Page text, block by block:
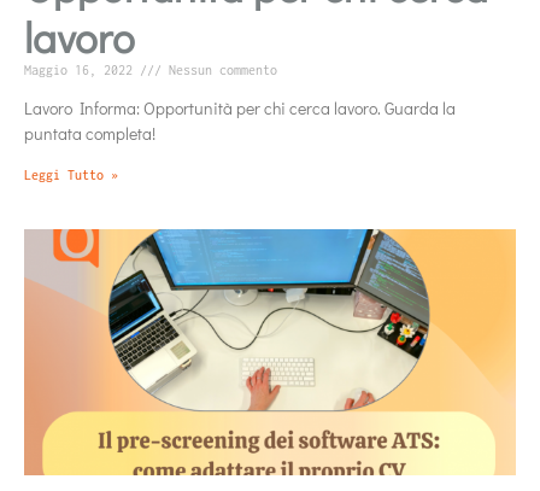
lavoro
Maggio 16, 2022 Nessun commento
Lavoro Informa: Opportunità per chi cerca lavoro. Guarda la
puntata completa!
Leggi Tutto »